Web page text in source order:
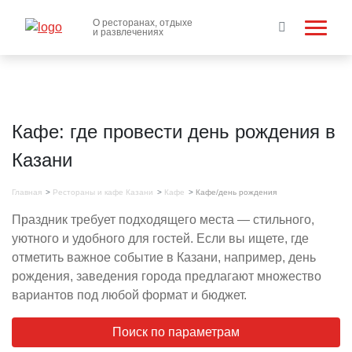
О ресторанах, отдыхе
и развлечениях
Кафе: где провести день рождения в
Казани
Главная Рестораны и кафе Казани Кафе Кафе/день рождения
Праздник требует подходящего места — стильного,
уютного и удобного для гостей. Если вы ищете, где
отметить важное событие в Казани, например, день
рождения, заведения города предлагают множество
вариантов под любой формат и бюджет.
Поиск по параметрам